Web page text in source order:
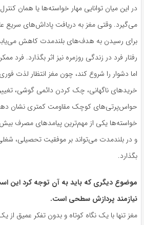
در این میان توانایی مهار خواسته‌ها یا همان
می‌گیرد. وقتی مغز به دریافت پاداش‌های سریع
برای رسیدن به هدف‌های بلندمدت کاهش
رفتار فرد در زندگی روزمره نیز اثر بگذارد. فرد
اما دشوار را شروع کند، چون مغز انتظار لذت
خریدهای ناگهانی، چک کردن دائمی گوشی،
حواس‌پرتی‌های کوچک مقاومت کمتری نشان
خواسته‌ها یکی از مهم‌ترین پیامدهای مصرف
و در بلندمدت می‌تواند بر موفقیت تحصیلی،
بگذارد.
موضوع دیگری که باید به آن توجه کرد این
نیازمند پردازش سطحی است.
مغز تنها با یک نگاه کوتاه و بدون تفکر عمیق از